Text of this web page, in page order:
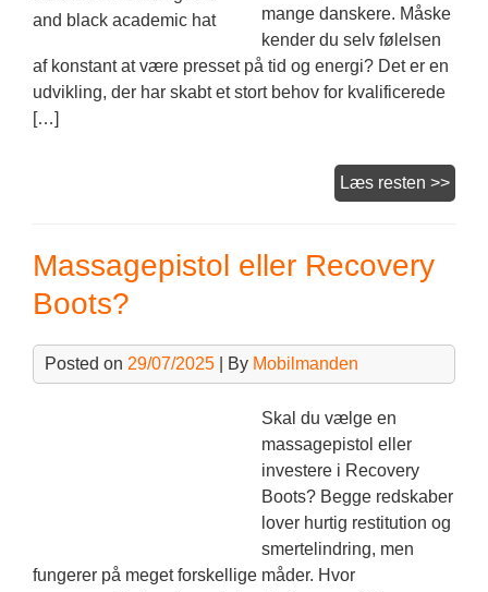
mange danskere. Måske
kender du selv følelsen
af konstant at være presset på tid og energi? Det er en
udvikling, der har skabt et stort behov for kvalificerede
[…]
Læs resten >>
til
Massagepistol eller Recovery
Boots?
Posted on 29/07/2025 | By Mobilmanden
Skal du vælge en
massagepistol eller
investere i Recovery
Boots? Begge redskaber
lover hurtig restitution og
smertelindring, men
fungerer på meget forskellige måder. Hvor